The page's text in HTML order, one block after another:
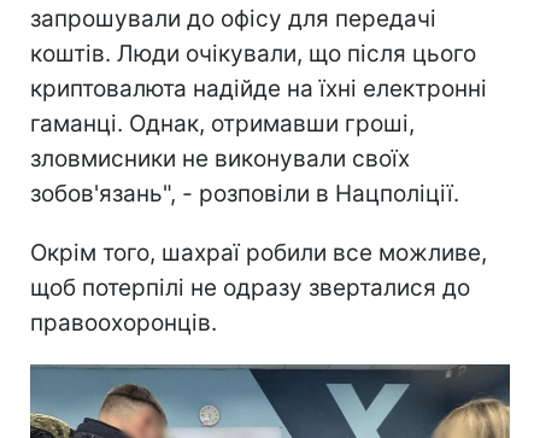
запрошували до офісу для передачі
коштів. Люди очікували, що після цього
криптовалюта надійде на їхні електронні
гаманці. Однак, отримавши гроші,
зловмисники не виконували своїх
зобов'язань", - розповіли в Нацполіції.
Окрім того, шахраї робили все можливе,
щоб потерпілі не одразу зверталися до
правоохоронців.